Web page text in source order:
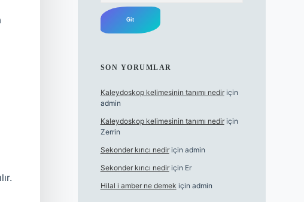
SON YORUMLAR
Kaleydoskop kelimesinin tanımı nediriçin
admin
Kaleydoskop kelimesinin tanımı nediriçin
Zerrin
Sekonder kırıcı nediriçin admin
Sekonder kırıcı nediriçin Er
Hilal i amber ne demek için admin